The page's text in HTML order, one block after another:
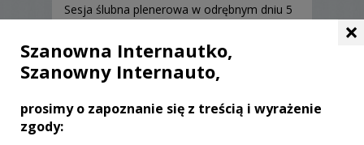
Sesja ślubna plenerowa w odrębnym dniu 5
zdjęcia z sesji na ślubnej karcie pendrive.
Dojazd na sesję pokrywacie Państwo.
Multimedialny pokaz
zdjęć z muzyką
×
Szanowna Internautko,
Szanowny Internauto,
prosimy o zapoznanie się z treścią i wyrażenie
zgody: